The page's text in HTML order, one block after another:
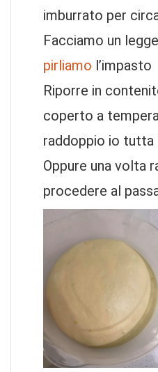
imburrato per
Facciamo un
pirliamo l’impasto
Riporre in
coperto a
raddoppio io tutta
Oppure una volta
procedere al